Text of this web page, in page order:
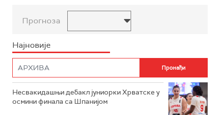
Прогноза
Најновије
Несвакидашњи дебакл јуниорки Хрватске у
осмини финала са Шпанијом